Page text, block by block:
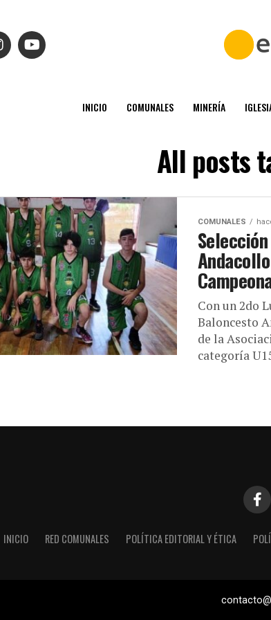
INICIO COMUNALES MINERÍA
All posts
COMUNALES
Con un 2do
Baloncesto
de la
categoría
INICIO RED COMUNALES POLÍTICA EDITORIAL Y ÉTICA